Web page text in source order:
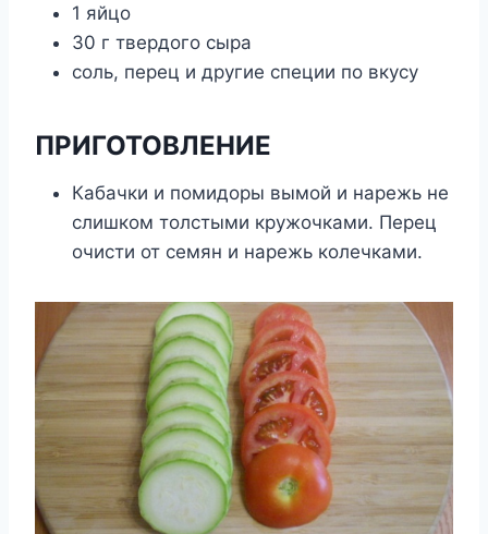
1 яйцо
30 г твердого сыра
соль, перец и другие специи по вкусу
ПРИГОТОВЛЕНИЕ
Кабачки и помидоры вымой и нарежь не
слишком толстыми кружочками. Перец
очисти от семян и нарежь колечками.